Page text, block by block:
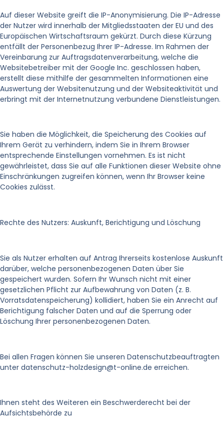
Auf dieser Website greift die IP-Anonymisierung. Die IP-Adresse
der Nutzer wird innerhalb der Mitgliedsstaaten der EU und des
Europäischen Wirtschaftsraum gekürzt. Durch diese Kürzung
entfällt der Personenbezug Ihrer IP-Adresse. Im Rahmen der
Vereinbarung zur Auftragsdatenverarbeitung, welche die
Websitebetreiber mit der Google Inc. geschlossen haben,
erstellt diese mithilfe der gesammelten Informationen eine
Auswertung der Websitenutzung und der Websiteaktivität und
erbringt mit der Internetnutzung verbundene Dienstleistungen.
Sie haben die Möglichkeit, die Speicherung des Cookies auf
Ihrem Gerät zu verhindern, indem Sie in Ihrem Browser
entsprechende Einstellungen vornehmen. Es ist nicht
gewährleistet, dass Sie auf alle Funktionen dieser Website ohne
Einschränkungen zugreifen können, wenn Ihr Browser keine
Cookies zulässt.
Rechte des Nutzers: Auskunft, Berichtigung und Löschung
Sie als Nutzer erhalten auf Antrag Ihrerseits kostenlose Auskunft
darüber, welche personenbezogenen Daten über Sie
gespeichert wurden. Sofern Ihr Wunsch nicht mit einer
gesetzlichen Pflicht zur Aufbewahrung von Daten (z. B.
Vorratsdatenspeicherung) kollidiert, haben Sie ein Anrecht auf
Berichtigung falscher Daten und auf die Sperrung oder
Löschung Ihrer personenbezogenen Daten.
Bei allen Fragen können Sie unseren Datenschutzbeauftragten
unter datenschutz-holzdesign@t-online.de erreichen.
Ihnen steht des Weiteren ein Beschwerderecht bei der
Aufsichtsbehörde zu